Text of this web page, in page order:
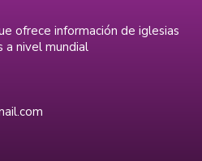
ofrece información de iglesias
a nivel mundial